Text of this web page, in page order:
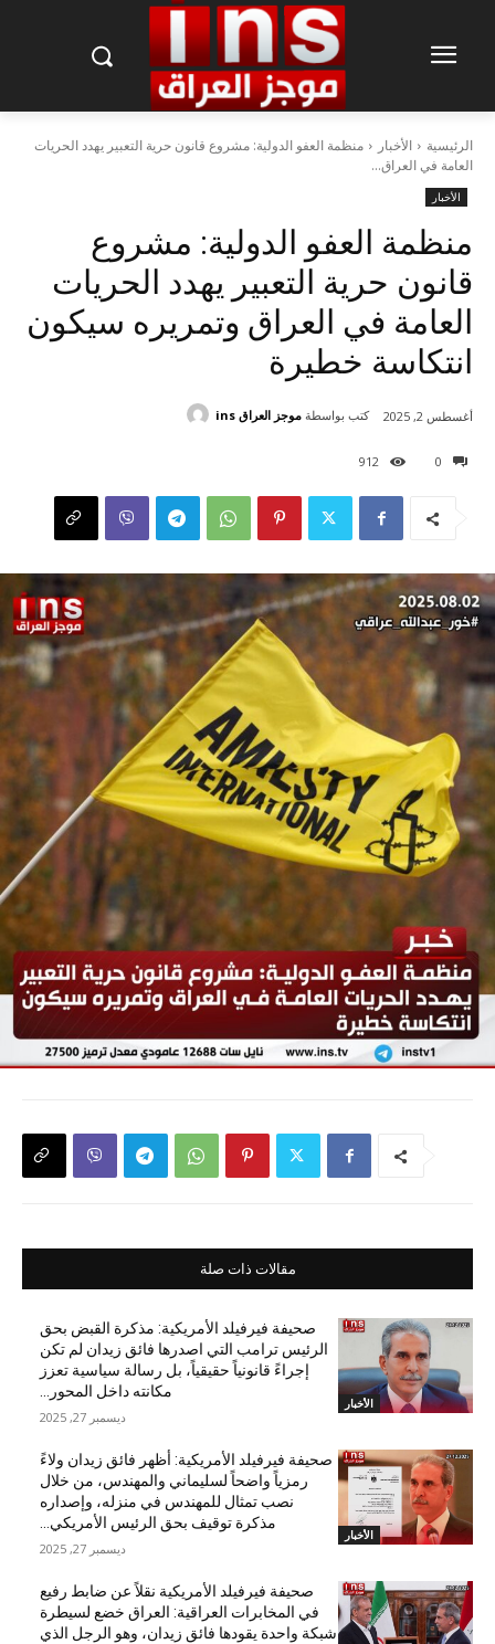
الرئيسية الأخبار
منظمة العفو الدولية: مشروع قانون حرية التعبير يهدد الحريات
العامة في العراق...
الأخبار
منظمة العفو الدولية: مشروع
قانون حرية التعبير يهدد الحريات
العامة في العراق وتمريره سيكون
انتكاسة خطيرة
0
912
أغسطس 2, 2025 كتب بواسطة موجز العراق ins
مقالات ذات صلة
الأخبار
صحيفة فيرفيلد الأمريكية: مذكرة القبض بحق
الرئيس ترامب التي اصدرها فائق زيدان لم تكن
إجراءً قانونياً حقيقياً، بل رسالة سياسية تعزز
مكانته داخل المحور...
ديسمبر 27, 2025
الأخبار
صحيفة فيرفيلد الأمريكية: أظهر فائق زيدان ولاءً
رمزياً واضحاً لسليماني والمهندس، من خلال
نصب تمثال للمهندس في منزله، وإصداره
مذكرة توقيف بحق الرئيس الأمريكي...
ديسمبر 27, 2025
صحيفة فيرفيلد الأمريكية نقلاً عن ضابط رفيع
في المخابرات العراقية: العراق خضع لسيطرة
شبكة واحدة يقودها فائق زيدان، وهو الرجل الذي